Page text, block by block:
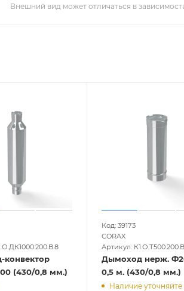
Внешний вид может отличаться в
(430/0,8 мм.)
Код: 39173
CORAX
Артикул:
Дымоход нерж.
0,5 м. (430/0,8 мм.)
Наличие уточняйте